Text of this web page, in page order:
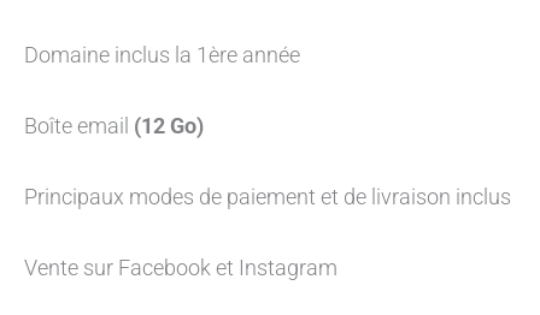
Domaine inclus la 1ère année
Boîte email (12 Go)
Principaux modes de paiement et de livraison inclus
Vente sur Facebook et Instagram